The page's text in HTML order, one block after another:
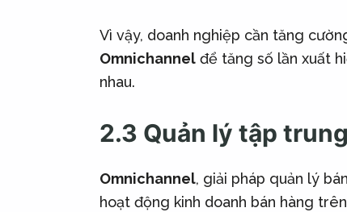
Vì vậy, doanh nghiệp cần tăng
Omnichannel để tăng số lần xuất
nhau.
2.3 Quản lý tập trung
Omnichannel, giải pháp quản lý
hoạt động kinh doanh bán hàng